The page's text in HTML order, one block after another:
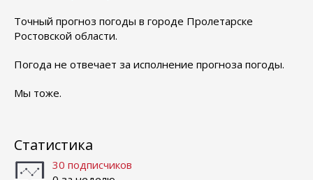
Точный прогноз погоды в городе Пролетарске
Ростовской области.
Погода не отвечает за исполнение прогноза погоды.
Мы тоже.
Статистика
30 подписчиков